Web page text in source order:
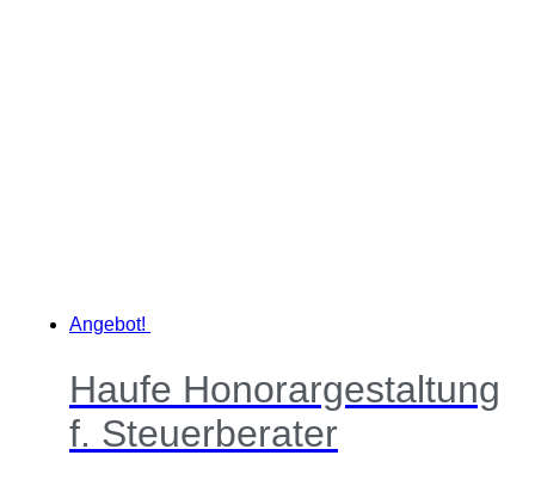
Angebot!
Haufe Honorargestaltung
f. Steuerberater